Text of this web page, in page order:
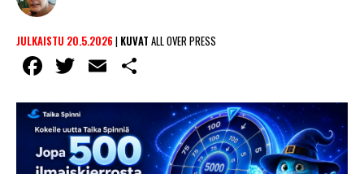
JULKAISTU 20.5.2026 | KUVAT ALL OVER PRESS
Facebook
Twitter
Email